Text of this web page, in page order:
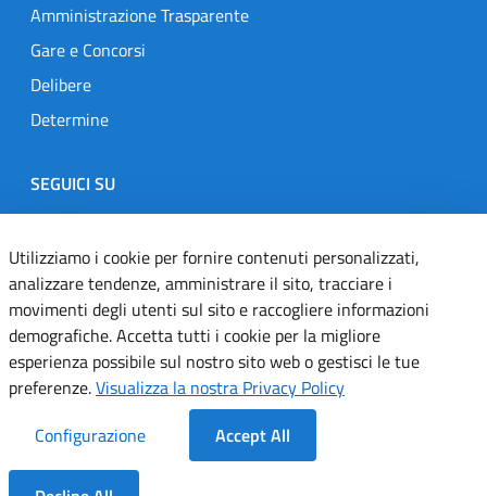
Amministrazione Trasparente
Gare e Concorsi
Delibere
Determine
SEGUICI SU
Designers Italia
TwitterInstagramYoutubeLinkedin
Dichiarazione di accessibilità
Informativa cookie
Note legali
Utilizziamo i cookie per fornire contenuti personalizzati,
analizzare tendenze, amministrare il sito, tracciare i
movimenti degli utenti sul sito e raccogliere informazioni
demografiche. Accetta tutti i cookie per la migliore
esperienza possibile sul nostro sito web o gestisci le tue
preferenze.Visualizza la nostra Privacy Policy
Configurazione
Accept All